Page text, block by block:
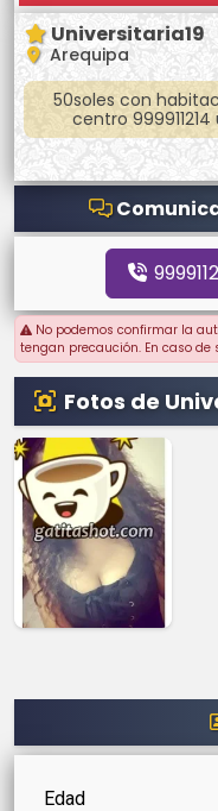
Universitaria19
Arequipa
50soles con
centro
No podemos confirmar la
tengan precaución. En caso
Fotos de
Edad